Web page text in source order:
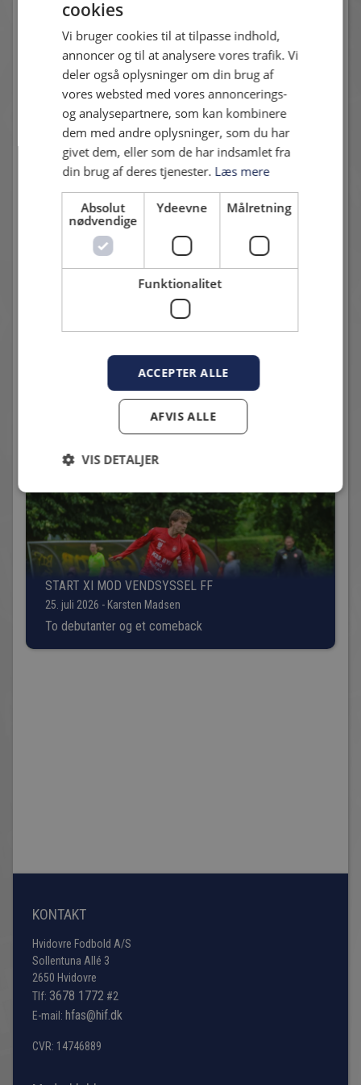
Hvidovre IF – AC Horsens
Pro Ventilation Arena
Søndag den 10. august kl. 14.00
Lyngby BK – Hvidovre IF
Lyngby Stadion
Hvidovre IF ser frem til at tage hul på sæsonen sammen med
klubbens trofaste fans. Billetinformation følger snarest.
Andre nyheder
2026-07-07; HIF - FREMAD AMAGER: 3-2
7. juli 2026 - Michael Hentrich
START XI MOD VENDSYSSEL FF
25. juli 2026 - Karsten Madsen
To debutanter og et comeback
KONTAKT
Hvidovre Fodbold A/S
Sollentuna Allé 3
2650 Hvidovre
Tlf: 3678 1772 #2
E-mail: hfas@hif.dk
CVR: 14746889
cookies
Vi bruger cookies til at tilpasse indhold,
annoncer og til at analysere vores trafik. Vi
deler også oplysninger om din brug af
vores websted med vores annoncerings-
og analysepartnere, som kan kombinere
dem med andre oplysninger, som du har
givet dem, eller som de har indsamlet fra
din brug af deres tjenester. Læs mere
Absolut
nødvendige
Ydeevne Målretning
Funktionalitet
ACCEPTER ALLE
AFVIS ALLE
VIS DETALJER